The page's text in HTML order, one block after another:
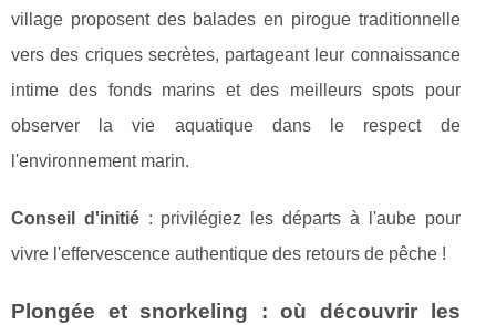
village proposent des balades en pirogue traditionnelle
vers des criques secrètes, partageant leur connaissance
intime des fonds marins et des meilleurs spots pour
observer la vie aquatique dans le respect de
l'environnement marin.
Conseil d'initié: privilégiez les départs à l'aube pour
vivre l'effervescence authentique des retours de pêche !
Plongée et snorkeling : où découvrir les